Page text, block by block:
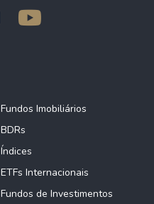
Fundos Imobiliários
BDRs
Índices
ETFs Internacionais
Fundos de Investimentos